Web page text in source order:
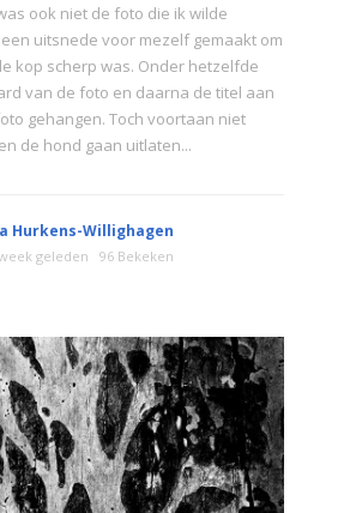
ook niet de foto die ik wilde
uitsnede voor mezelf gemaakt om
kop scherp was. Onder hetzelfde
van de foto en daarna de titel aan
gehangen. Toch voortaan niet
de hond gaan uitlaten...
Hurkens-Willighagen
geleden 96 Bekeken